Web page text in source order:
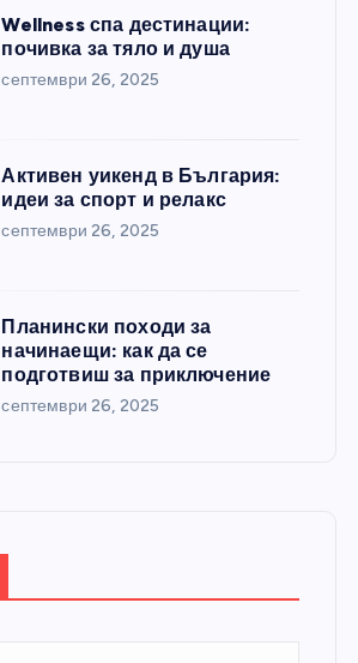
Wellness спа дестинации:
почивка за тяло и душа
септември 26, 2025
Активен уикенд в България:
идеи за спорт и релакс
септември 26, 2025
Планински походи за
начинаещи: как да се
подготвиш за приключение
септември 26, 2025